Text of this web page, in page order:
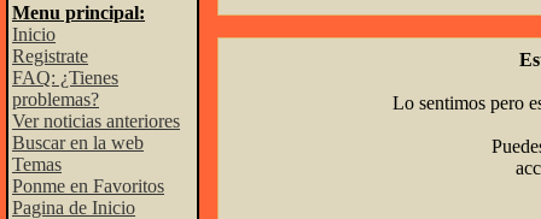
Menu principal:
Inicio
Registrate
FAQ: ¿Tienes
problemas?
Ver noticias anteriores
Buscar en la web
Temas
Ponme en Favoritos
Pagina de Inicio
Lo sentimos pero